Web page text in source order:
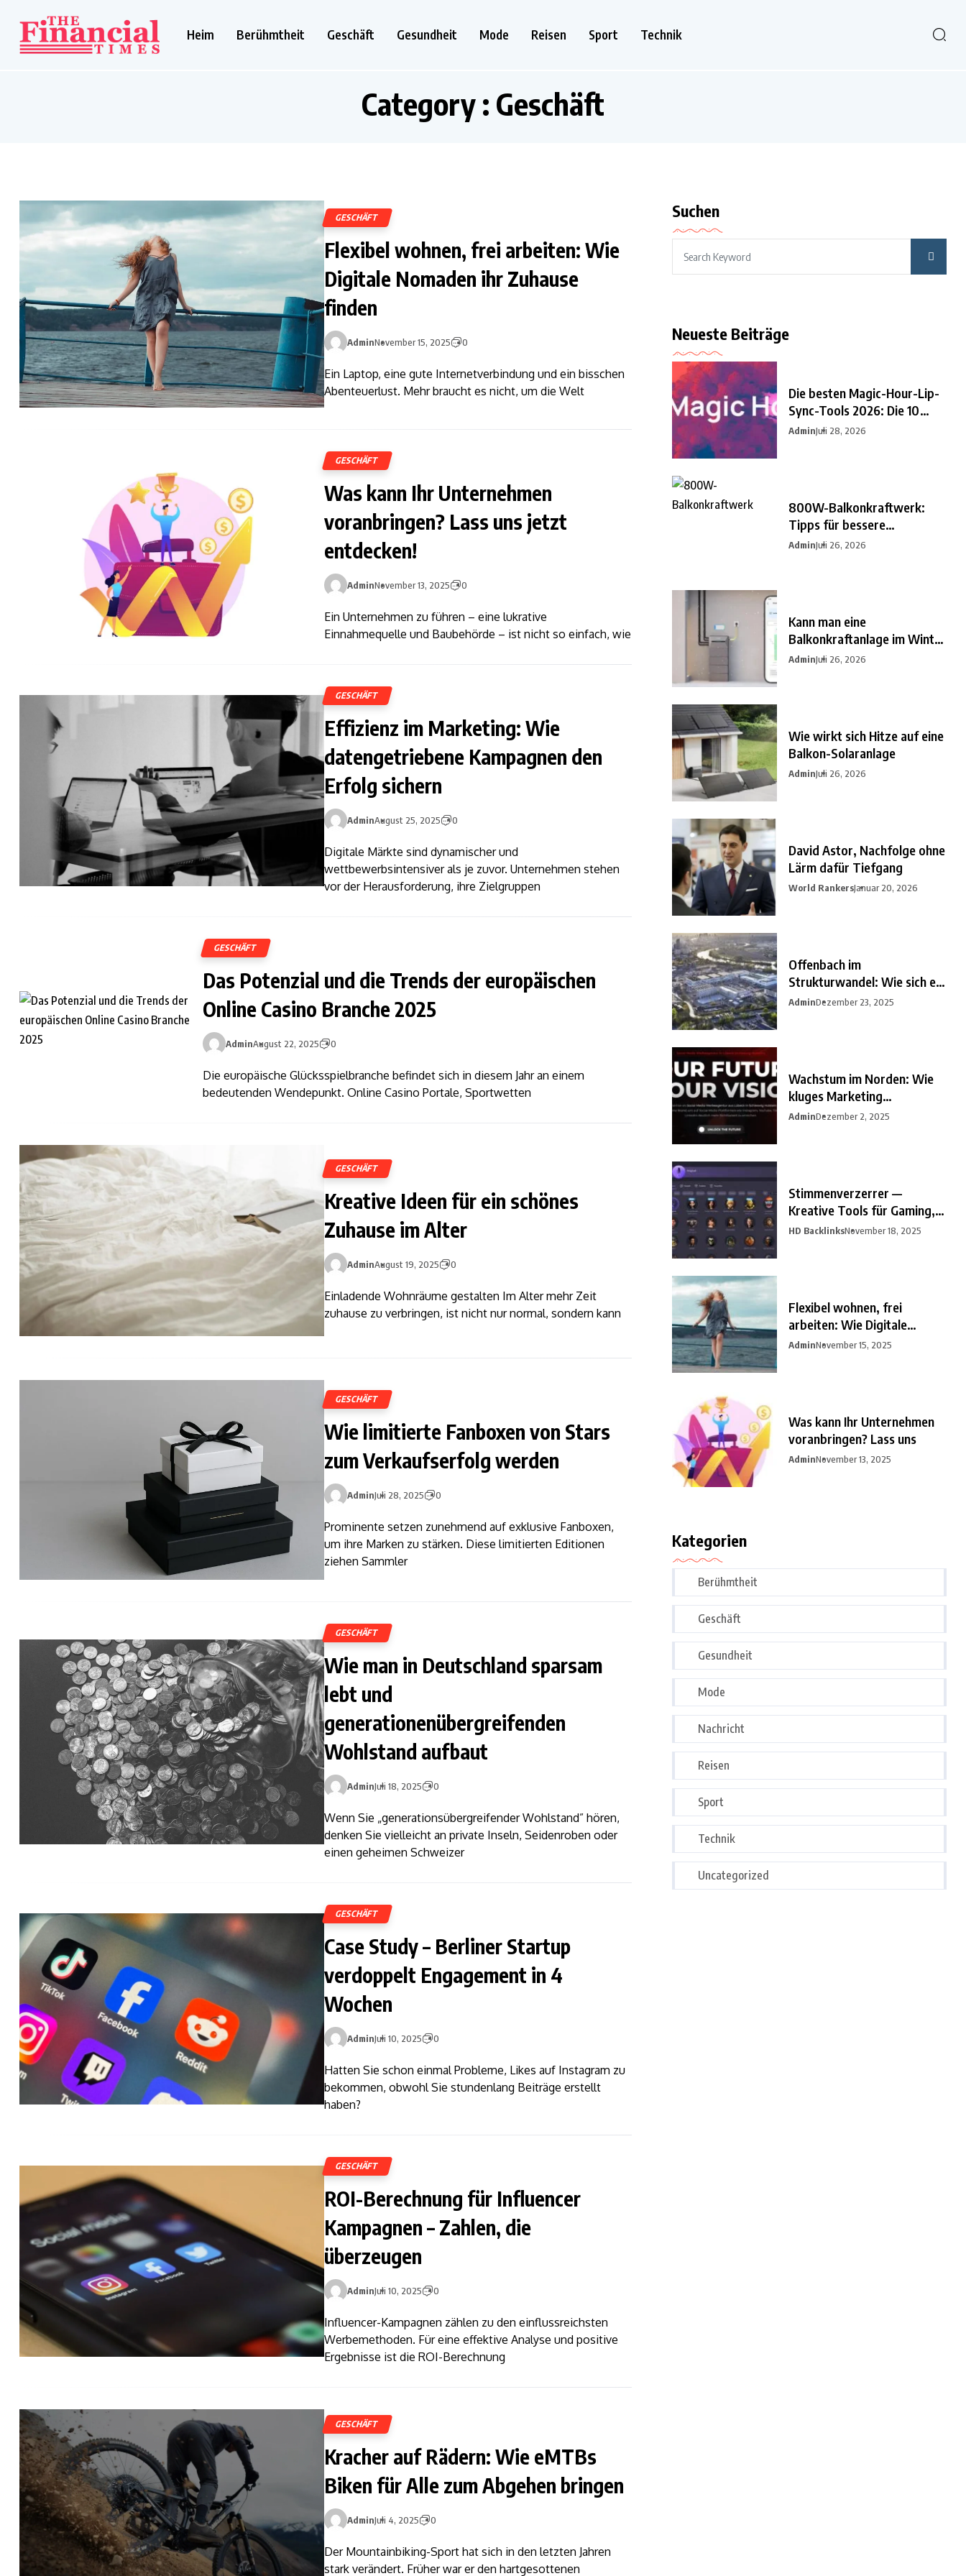
Heim Berühmtheit Geschäft Gesundheit Mode Reisen Sport Technik
Category : Geschäft
GESCHÄFT
Flexibel wohnen, frei arbeiten: Wie
Digitale Nomaden ihr Zuhause
finden
AdminNovember 15, 2025 0
Ein Laptop, eine gute Internetverbindung und ein bisschen
Abenteuerlust. Mehr braucht es nicht, um die Welt
GESCHÄFT
Was kann Ihr Unternehmen
voranbringen? Lass uns jetzt
entdecken!
AdminNovember 13, 2025 0
Ein Unternehmen zu führen – eine lukrative
Einnahmequelle und Baubehörde – ist nicht so einfach, wie
GESCHÄFT
Effizienz im Marketing: Wie
datengetriebene Kampagnen den
Erfolg sichern
AdminAugust 25, 2025 0
Digitale Märkte sind dynamischer und
wettbewerbsintensiver als je zuvor. Unternehmen stehen
vor der Herausforderung, ihre Zielgruppen
GESCHÄFT
Das Potenzial und die Trends der europäischen
Online Casino Branche 2025
AdminAugust 22, 2025 0
Die europäische Glücksspielbranche befindet sich in diesem Jahr an einem
bedeutenden Wendepunkt. Online Casino Portale, Sportwetten
GESCHÄFT
Kreative Ideen für ein schönes
Zuhause im Alter
AdminAugust 19, 2025 0
Einladende Wohnräume gestalten Im Alter mehr Zeit
zuhause zu verbringen, ist nicht nur normal, sondern kann
GESCHÄFT
Wie limitierte Fanboxen von Stars
zum Verkaufserfolg werden
AdminJuli 28, 2025 0
Prominente setzen zunehmend auf exklusive Fanboxen,
um ihre Marken zu stärken. Diese limitierten Editionen
ziehen Sammler
GESCHÄFT
Wie man in Deutschland sparsam
lebt und
generationenübergreifenden
Wohlstand aufbaut
AdminJuli 18, 2025 0
Wenn Sie „generationsübergreifender Wohlstand” hören,
denken Sie vielleicht an private Inseln, Seidenroben oder
einen geheimen Schweizer
GESCHÄFT
Case Study – Berliner Startup
verdoppelt Engagement in 4
Wochen
AdminJuli 10, 2025 0
Hatten Sie schon einmal Probleme, Likes auf Instagram zu
bekommen, obwohl Sie stundenlang Beiträge erstellt
haben?
GESCHÄFT
ROI-Berechnung für Influencer
Kampagnen – Zahlen, die
überzeugen
AdminJuli 10, 2025 0
Influencer-Kampagnen zählen zu den einflussreichsten
Werbemethoden. Für eine effektive Analyse und positive
Ergebnisse ist die ROI-Berechnung
GESCHÄFT
Kracher auf Rädern: Wie eMTBs
Biken für Alle zum Abgehen bringen
AdminJuli 4, 2025 0
Der Mountainbiking-Sport hat sich in den letzten Jahren
stark verändert. Früher war er den hartgesottenen
Suchen
Neueste Beiträge
Die besten Magic-Hour-Lip-
Sync-Tools 2026: Die 10
besten
AdminJuli 28, 2026
800W-Balkonkraftwerk:
Tipps für bessere
Einsparungen
AdminJuli 26, 2026
Kann man eine
Balkonkraftanlage im Winter
nutzen?
AdminJuli 26, 2026
Wie wirkt sich Hitze auf eine
Balkon-Solaranlage
AdminJuli 26, 2026
David Astor, Nachfolge ohne
Lärm dafür Tiefgang
World RankersJanuar 20, 2026
Offenbach im
Strukturwandel: Wie sich ein
unterschätzter
AdminDezember 23, 2025
Wachstum im Norden: Wie
kluges Marketing
Unternehmen
AdminDezember 2, 2025
Stimmenverzerrer —
Kreative Tools für Gaming,
Streaming
HD BacklinksNovember 18, 2025
Flexibel wohnen, frei
arbeiten: Wie Digitale
Nomaden
AdminNovember 15, 2025
Was kann Ihr Unternehmen
voranbringen? Lass uns
AdminNovember 13, 2025
Kategorien
Berühmtheit
Geschäft
Gesundheit
Mode
Nachricht
Reisen
Sport
Technik
Uncategorized